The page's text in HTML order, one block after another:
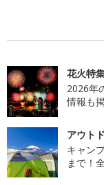
花火特
2026年
情報も
アウト
キャン
まで！